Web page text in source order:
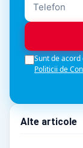
Sunt de
Politicii de
Alte articole